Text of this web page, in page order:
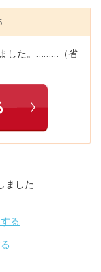
した。………（省
ました
る